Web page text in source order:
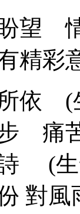
望
精彩
依 (
痛
(生
對風